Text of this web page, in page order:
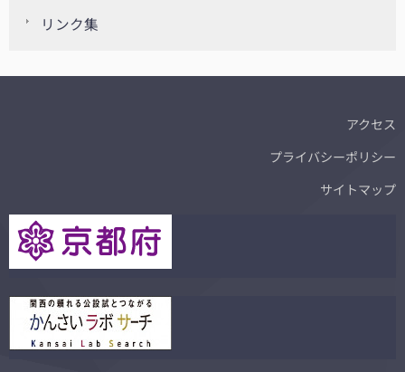
リンク集
アクセス
プライバシーポリシー
サイトマップ